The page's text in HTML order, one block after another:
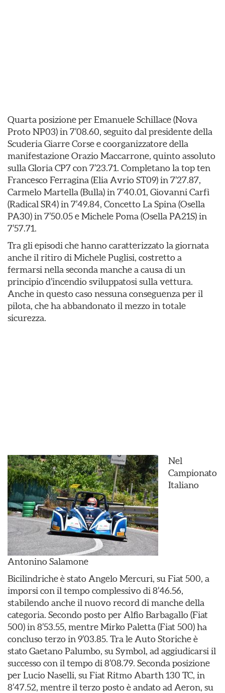
Quarta posizione per Emanuele Schillace (Nova
Proto NP03) in 7’08.60, seguito dal presidente della
Scuderia Giarre Corse e coorganizzatore della
manifestazione Orazio Maccarrone, quinto assoluto
sulla Gloria CP7 con 7’23.71. Completano la top ten
Francesco Ferragina (Elia Avrio ST09) in 7’27.87,
Carmelo Martella (Bulla) in 7’40.01, Giovanni Carfì
(Radical SR4) in 7’49.84, Concetto La Spina (Osella
PA30) in 7’50.05 e Michele Poma (Osella PA21S) in
7’57.71.
Tra gli episodi che hanno caratterizzato la giornata
anche il ritiro di Michele Puglisi, costretto a
fermarsi nella seconda manche a causa di un
principio d’incendio sviluppatosi sulla vettura.
Anche in questo caso nessuna conseguenza per il
pilota, che ha abbandonato il mezzo in totale
sicurezza.
Antonino Salamone
Nel
Campionato
Italiano
Bicilindriche è stato Angelo Mercuri, su Fiat 500, a
imporsi con il tempo complessivo di 8’46.56,
stabilendo anche il nuovo record di manche della
categoria. Secondo posto per Alfio Barbagallo (Fiat
500) in 8’53.55, mentre Mirko Paletta (Fiat 500) ha
concluso terzo in 9’03.85. Tra le Auto Storiche è
stato Gaetano Palumbo, su Symbol, ad aggiudicarsi il
successo con il tempo di 8’08.79. Seconda posizione
per Lucio Naselli, su Fiat Ritmo Abarth 130 TC, in
8’47.52, mentre il terzo posto è andato ad Aeron, su